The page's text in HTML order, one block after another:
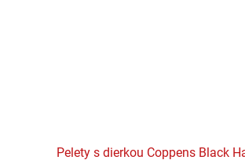
Pelety s dierkou Coppens Black